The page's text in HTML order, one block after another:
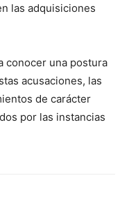
las adquisiciones
conocer una postura
acusaciones, las
de carácter
por las instancias